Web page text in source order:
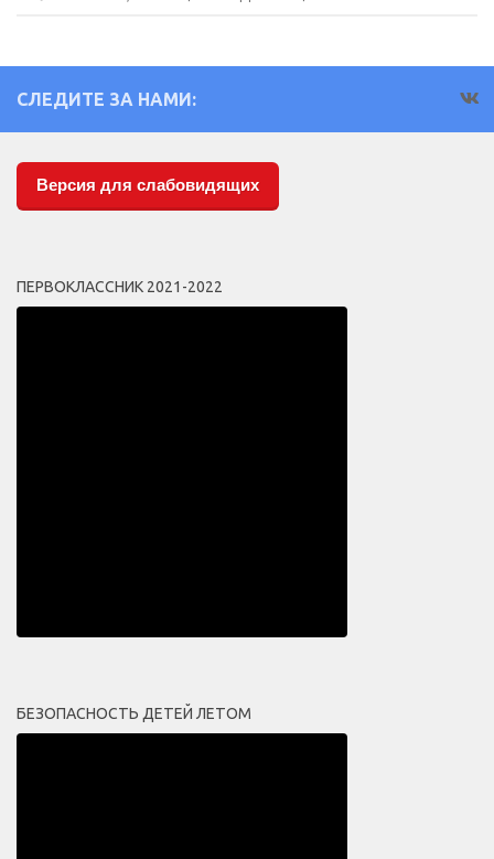
СЛЕДИТЕ ЗА НАМИ:
Версия для слабовидящих
ПЕРВОКЛАССНИК 2021-2022
БЕЗОПАСНОСТЬ ДЕТЕЙ ЛЕТОМ